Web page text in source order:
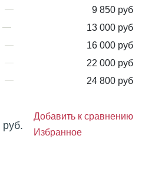
9 850 руб
13 000 руб
16 000 руб
22 000 руб
24 800 руб
руб.
Добавить к сравнению
Избранное